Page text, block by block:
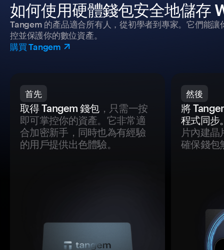
如何使用硬體錢包安全地儲存
Tangem 的產品適合所有人，從初學者到專家。它們能
控並保護你的數位資產。
購買 Tangem
首先
取得 Tangem 錢包，只需一按
即可掌控你的資產。它非常適
合加密新手，同時也為有經驗
的用戶提供出色體驗。
然後
將
程式同步
片內建晶
確保錢包